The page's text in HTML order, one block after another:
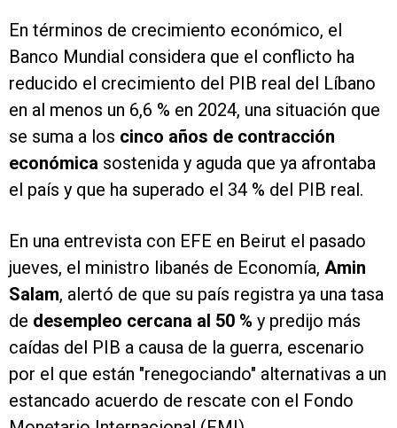
En términos de crecimiento económico, el
Banco Mundial considera que el conflicto ha
reducido el crecimiento del PIB real del Líbano
en al menos un 6,6 % en 2024, una situación que
se suma a los cinco años de contracción
económica sostenida y aguda que ya afrontaba
el país y que ha superado el 34 % del PIB real.
En una entrevista con EFE en Beirut el pasado
jueves, el ministro libanés de Economía, Amin
Salam, alertó de que su país registra ya una tasa
de desempleo cercana al 50 % y predijo más
caídas del PIB a causa de la guerra, escenario
por el que están "renegociando" alternativas a un
estancado acuerdo de rescate con el Fondo